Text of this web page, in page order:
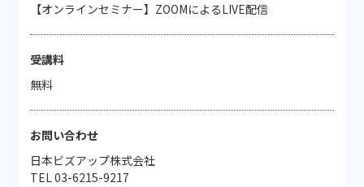
【オンラインセミナー】ZOOMによるLIVE配信
受講料
無料
お問い合わせ
日本ビズアップ株式会社
TEL 03-6215-9217